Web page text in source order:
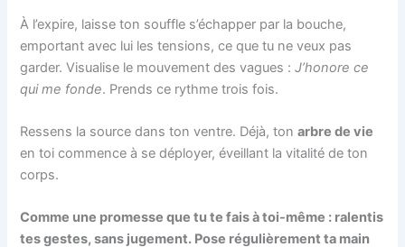
À l’expire, laisse ton souffle s’échapper par la bouche,
emportant avec lui les tensions, ce que tu ne veux pas
garder. Visualise le mouvement des vagues :J’honore ce
qui me fonde. Prends ce rythme trois fois.
Ressens la source dans ton ventre. Déjà, tonarbre de vie
en toi commence à se déployer, éveillant la vitalité de ton
corps.
Comme une promesse que tu te fais à toi-même : ralentis
tes gestes, sans jugement. Pose régulièrement ta main